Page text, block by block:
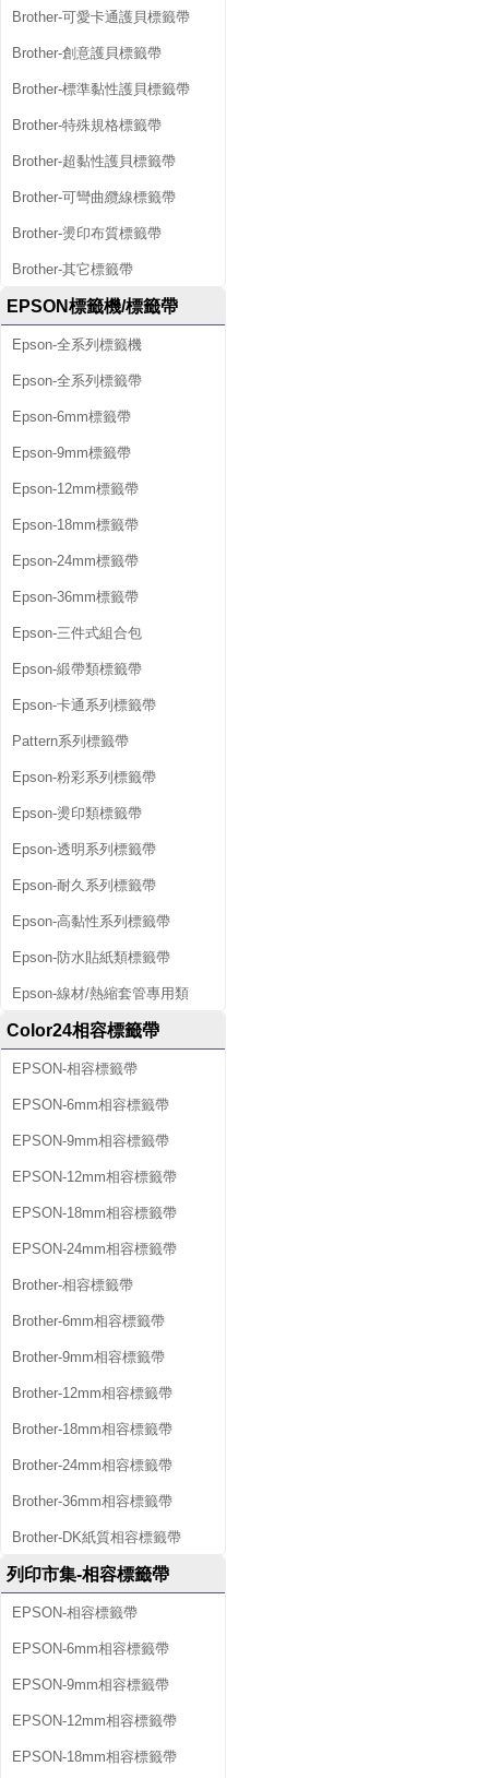
Brother-可愛卡通護貝標籤帶
Brother-創意護貝標籤帶
Brother-標準黏性護貝標籤帶
Brother-特殊規格標籤帶
Brother-超黏性護貝標籤帶
Brother-可彎曲纜線標籤帶
Brother-燙印布質標籤帶
Brother-其它標籤帶
EPSON標籤機/標籤帶
Epson-全系列標籤機
Epson-全系列標籤帶
Epson-6mm標籤帶
Epson-9mm標籤帶
Epson-12mm標籤帶
Epson-18mm標籤帶
Epson-24mm標籤帶
Epson-36mm標籤帶
Epson-三件式組合包
Epson-緞帶類標籤帶
Epson-卡通系列標籤帶
Pattern系列標籤帶
Epson-粉彩系列標籤帶
Epson-燙印類標籤帶
Epson-透明系列標籤帶
Epson-耐久系列標籤帶
Epson-高黏性系列標籤帶
Epson-防水貼紙類標籤帶
Epson-線材/熱縮套管專用類
Color24相容標籤帶
EPSON-相容標籤帶
EPSON-6mm相容標籤帶
EPSON-9mm相容標籤帶
EPSON-12mm相容標籤帶
EPSON-18mm相容標籤帶
EPSON-24mm相容標籤帶
Brother-相容標籤帶
Brother-6mm相容標籤帶
Brother-9mm相容標籤帶
Brother-12mm相容標籤帶
Brother-18mm相容標籤帶
Brother-24mm相容標籤帶
Brother-36mm相容標籤帶
Brother-DK紙質相容標籤帶
列印市集-相容標籤帶
EPSON-相容標籤帶
EPSON-6mm相容標籤帶
EPSON-9mm相容標籤帶
EPSON-12mm相容標籤帶
EPSON-18mm相容標籤帶